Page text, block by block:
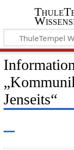
Jenseits“